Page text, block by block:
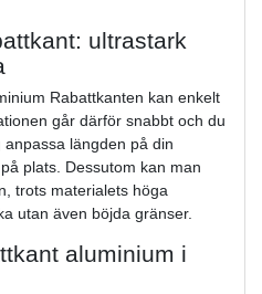
ultrastark
Rabattkanten kan enkelt
går därför snabbt och du
längden på din
plats. Dessutom kan man
trots materialets höga
utan även böjda gränser.
aluminium i